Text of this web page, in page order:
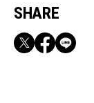
SHARE